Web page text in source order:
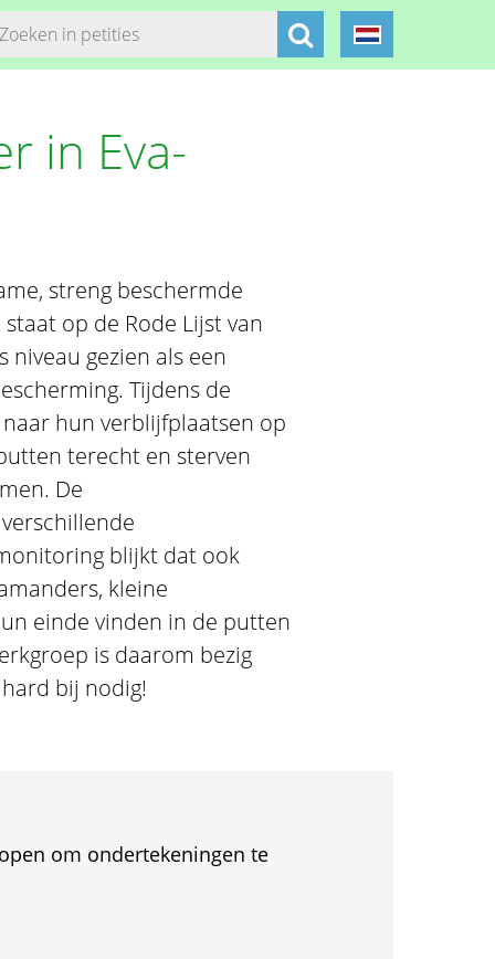
in Eva-
streng beschermde
op de Rode Lijst van
gezien als een
Tijdens de
hun verblijfplaatsen op
terecht en sterven
De
blijkt dat ook
kleine
einde vinden in de putten
is daarom bezig
bij nodig!
om ondertekeningen te